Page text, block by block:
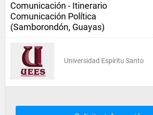
Comunicación - Itinerario
Comunicación Política
(Samborondón, Guayas)
Universidad Espíritu Santo